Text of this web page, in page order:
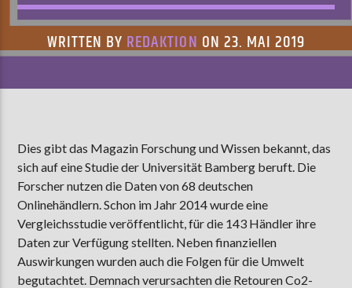
AKTUELLER TRACK
HELENA HALLBERG
AKTUELLE SENDUNG
MOEBIUS
12:00 18:00
ZU HÖREN IN Steinfurt 103,9 MHz
WRITTEN BY REDAKTION ON 23. MAI 2019
Dies gibt das Magazin Forschung und Wissen bekannt, das
sich auf eine Studie der Universität Bamberg beruft. Die
Forscher nutzen die Daten von 68 deutschen
Onlinehändlern. Schon im Jahr 2014 wurde eine
Vergleichsstudie veröffentlicht, für die 143 Händler ihre
Daten zur Verfügung stellten. Neben finanziellen
Auswirkungen wurden auch die Folgen für die Umwelt
begutachtet. Demnach verursachten die Retouren Co2-